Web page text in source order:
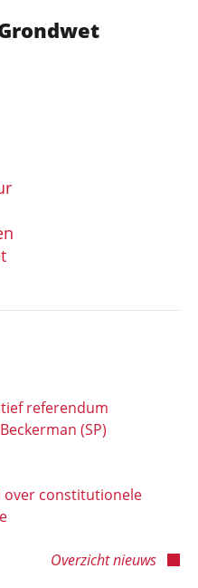
referendum
(SP)
constitutionele
Overzicht nieuws